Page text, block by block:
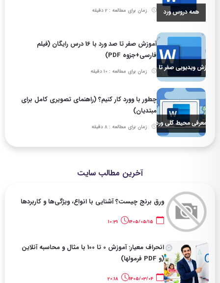
زمان برای مطالعه : 2 دقیقه
آموزش صفر تا صد ورد با 16 درس رایگان (فیلم
فارسی+جزوه PDF)
زمان برای مطالعه : 10 دقیقه
چطور با وورد کار کنیم؟ (راهنمای تصویری کامل برای
مبتدیان)
زمان برای مطالعه : 8 دقیقه
آخرین مطالب سایت
ورق برنج چیست؟ آشنایی با انواع، ویژگی‌ها و کاربردها
انحراف معیار: آموزش 0 تا 100 با مثال و محاسبه آنلاین
(و PDF فرمولها)
20:18